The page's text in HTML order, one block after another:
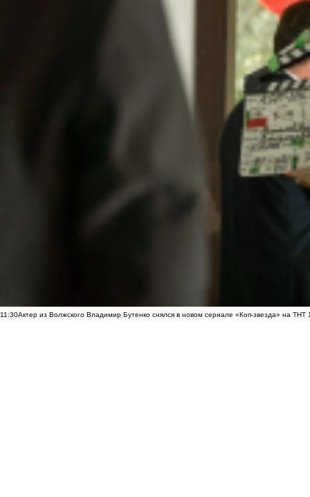
11:30Актер из Волжского Владимир Бутенко снялся в новом сериале «Коп-звезда» на ТНТ